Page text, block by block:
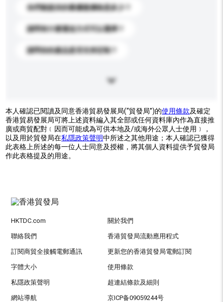
你們能提供的最優惠價格是多少？
請問有什麼運送方式可以選擇？
請問你的產品是否支持定制？
本人確認已閱讀及同意香港貿易發展局(“貿發局”)的使用條款及確定
香港貿易發展局可將上述資料編入其全部或任何資料庫內作為直接推
廣或商貿配對﹝因而可能成為可供本地及/或海外公眾人士使用﹞，
以及用於貿發局在私隱政策聲明中所述之其他用途；本人確認已獲得
此表格上所述的每一位人士同意及授權，將其個人資料提供予貿發局
作此表格提及的用途。
HKTDC.com 關於我們
聯絡我們 香港貿發局流動應用程式
訂閱商貿全接觸電郵通訊 更新您的香港貿發局電郵訂閱
字體大小 使用條款
私隱政策聲明 超連結條款及細則
網站導航 京ICP备09059244号